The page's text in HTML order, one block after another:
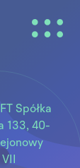
Menu
Spółka
133, 40-